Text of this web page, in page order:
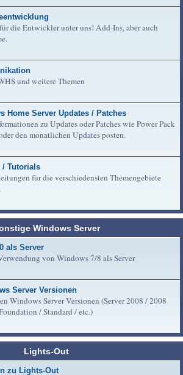
die Entwickler unter uns! Add-Ins, aber auch
und weitere Themen
Home Server Updates / Patches
zu Updates oder Patches wie Power Pack
den monatlichen Updates posten.
/ Tutorials
für die verschiedensten Themengebiete
Windows Server
als Server
von Windows 7/8 als Server
Server Versionen
Windows Server Versionen (Server 2008 / 2008
/ Standard / etc.)
Lights-Out
zu Lights-Out